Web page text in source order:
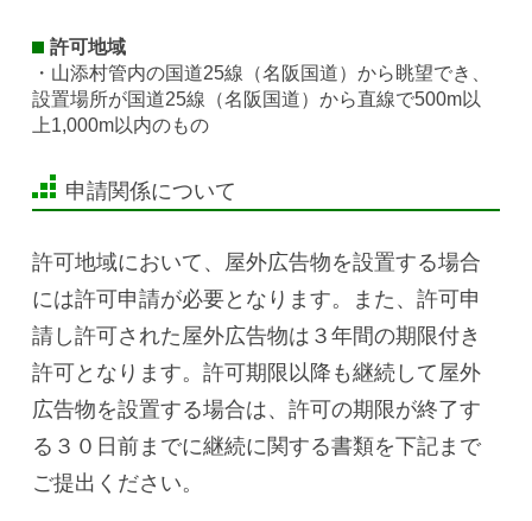
許可地域
・山添村管内の国道25線（名阪国道）から眺望でき、
設置場所が国道25線（名阪国道）から直線で500m以
上1,000m以内のもの
申請関係について
許可地域において、屋外広告物を設置する場合
には許可申請が必要となります。また、許可申
請し許可された屋外広告物は３年間の期限付き
許可となります。許可期限以降も継続して屋外
広告物を設置する場合は、許可の期限が終了す
る３０日前までに継続に関する書類を下記まで
ご提出ください。